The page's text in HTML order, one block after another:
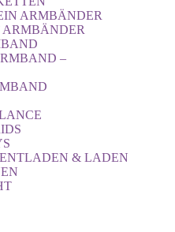
ARMBÄNDER
–
& LADEN